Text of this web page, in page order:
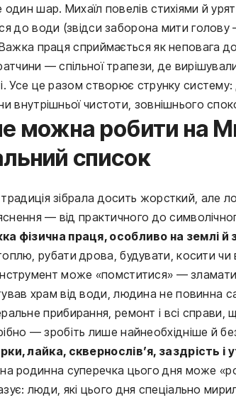
шар. Михаїл повелів стихіями й
до води (звідси заборона мити
праця сприймається як неповага
— спільної трапези, де
Усе це разом створює струнку
внутрішньої чистоти, зовнішнього
можна робити на
список
зібрала досить жорсткий, але
— від практичного до
фізична праця, особливо на землі й
рубати дрова, будувати, косити
може «помститися» —
храм від води, людина не повинна
прибирання, ремонт і всі
— зробіть лише найнеобхідніше й без
лайка, сквернослів’я, заздрість і
родинна суперечка цього дня може
люди, які цього дня спеціально